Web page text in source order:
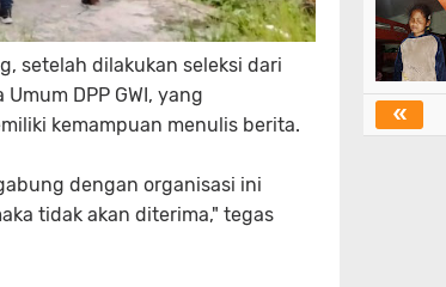
setelah dilakukan seleksi dari
DPP GWI, yang
kemampuan menulis berita.
dengan organisasi ini
tidak akan diterima," tegas
«